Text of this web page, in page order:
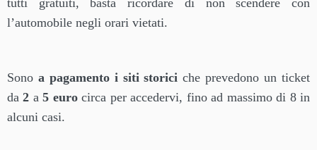
l’automobile negli orari vietati.
Sono a pagamento i siti storici che prevedono un ticket
da2 a 5 eurocirca per accedervi, fino ad massimo di 8 in
alcuni casi.